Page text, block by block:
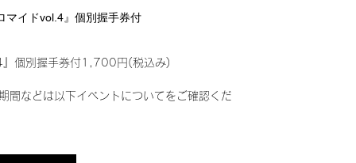
マイドvol.4』個別握手券付
』個別握手券付1,700円(税込み)
間などは以下イベントについてをご確認くだ